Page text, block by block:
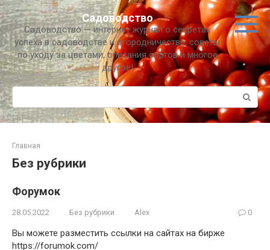
Перейти
к
контенту
Садоводство
Садоводство — интернет журнал о секретах
успеха в садоводстве и огородничестве, советы
по уходу за цветами, описания сортов и многое
другое!
Поиск:
Главная
Без рубрики
Форумок
28.05.2022 Без рубрики Alex 0
Вы можете разместить ссылки на сайтах на бирже
https://forumok.com/